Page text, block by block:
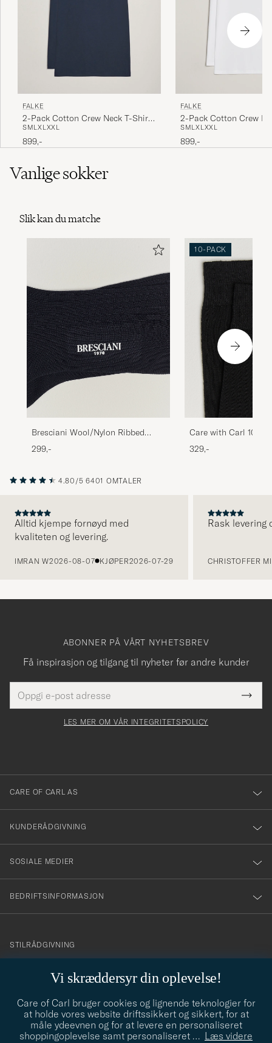
FALKE
2-Pack Cotton Crew Neck T-Shirt
Midnight
SMLXL XXL
899,-
FALKE
2-Pack Cotton Crew
White
SMLXL XXL
899,-
Vanlige sokker
Slik kan du matche
Bresciani Wool/Nylon Ribbed
Short Socks Navy
299,-
10-PACK
Care with Carl 10-
Cotton Socks BLACK
329,-
4.80/5 6401 OMTALER
Alltid kjempe fornøyd med
kvaliteten og levering.
IMRAN W2026-08-07 KJØPER2026-07-29
Rask levering
CHRISTOFFER
Vi skræddersyr din oplevelse!
Care of Carl bruger cookies og lignende teknologier for
at holde vores website driftssikkert og sikkert, for at
måle ydeevnen og for at levere en personaliseret
shoppingoplevelse samt personaliseret … Læs videre
ABONNER PÅ VÅRT NYHETSBREV
Få inspirasjon og tilgang til nyheter før andre kunder
postadresse
felt
Tack
för
dig
till
vårt
nyhetsbrev!
LES MER OM VÅR INTEGRITETSPOLICY
CARE OF CARL AS
KUNDERÅDGIVNING
SOSIALE MEDIER
BEDRIFTSINFORMASJON
info@careofcarl.no
STILRÅDGIVNING
STILRÅDGIVNING